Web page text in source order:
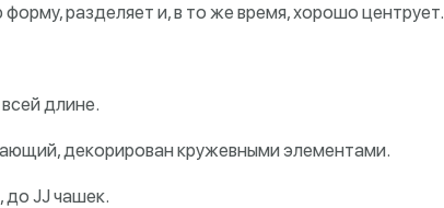
разделяет и, в то же время, хорошо центрует.
длине.
декорирован кружевными элементами.
до JJ чашек.